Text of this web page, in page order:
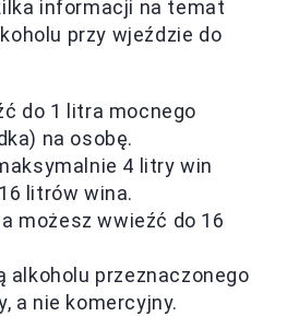
informacji na temat
przy wjeździe do
do 1 litra mocnego
na osobę.
4 litry win
litrów wina.
możesz wwieźć do 16
alkoholu przeznaczonego
a nie komercyjny.